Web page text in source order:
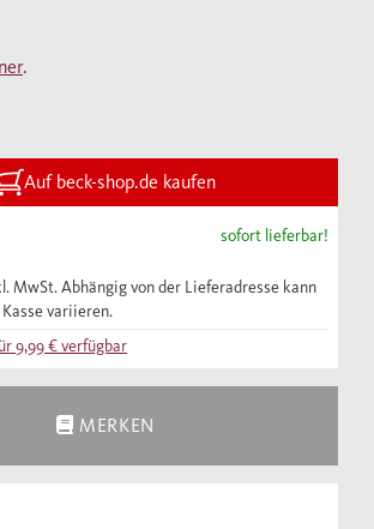
Weisen herzustellen. Vielmehr
Natur, Geist und Materie aufs
am alchemistischen
.
Auf beck-shop.de kaufen
sofort lieferbar!
MwSt. Abhängig von der Lieferadresse kann
variieren.
9,99 €verfügbar
MERKEN